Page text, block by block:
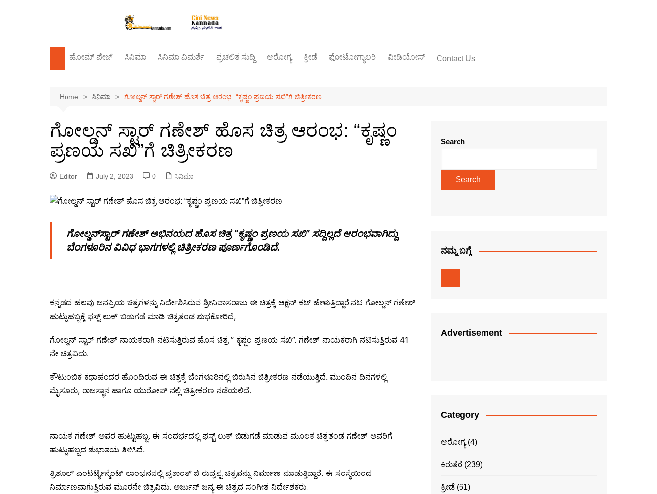
ಹೋಮ್‌ ಪೇಜ್ ಸಿನಿಮಾ
ಬಾಲಿವುಡ್
ಸಿನಿಮಾ ವಿಮರ್ಶೆ ಪ್ರಚಲಿತ ಸುದ್ದಿ ಆರೋಗ್ಯ ಕ್ರೀಡೆ ಫೋಟೋಗ್ಯಾಲರಿ ವೀಡಿಯೋಸ್ Contact Us
Home ಸಿನಿಮಾ ಗೋಲ್ಡನ್ ಸ್ಟಾರ್ ಗಣೇಶ್ ಹೊಸ ಚಿತ್ರ ಆರಂಭ: “ಕೃಷ್ಣಂ ಪ್ರಣಯ ಸಖಿ”ಗೆ ಚಿತ್ರೀಕರಣ
ಗೋಲ್ಡನ್ ಸ್ಟಾರ್ ಗಣೇಶ್ ಹೊಸ ಚಿತ್ರ ಆರಂಭ: “ಕೃಷ್ಣಂ
ಪ್ರಣಯ ಸಖಿ”ಗೆ ಚಿತ್ರೀಕರಣ
Editor July 2, 2023 0 ಸಿನಿಮಾ
ಗೋಲ್ಡನ್‍ಸ್ಟಾರ್ ಗಣೇಶ್ ಅಭಿನಯದ ಹೊಸ ಚಿತ್ರ “ಕೃಷ್ಣಂ ಪ್ರಣಯ ಸಖಿ” ಸದ್ದಿಲ್ಲದೆ ಆರಂಭವಾಗಿದ್ದು
ಬೆಂಗಳೂರಿನ ವಿವಿಧ ಭಾಗಗಳಲ್ಲಿ ಚಿತ್ರೀಕರಣ ಪೂರ್ಣಗೊಂಡಿದೆ.
ಕನ್ನಡದ ಹಲವು ಜನಪ್ರಿಯ ಚಿತ್ರಗಳನ್ನು ನಿರ್ದೇಶಿಸಿರುವ ಶ್ರೀನಿವಾಸರಾಜು ಈ ಚಿತ್ರಕ್ಕೆ ಆಕ್ಷನ್ ಕಟ್ ಹೇಳುತ್ತಿದ್ದಾರೆ,ನಟ ಗೋಲ್ಡನ್ ಗಣೇಶ್
ಹುಟ್ಟುಹಬ್ಬಕ್ಕೆ ಫಸ್ಟ್ ಲುಕ್ ಬಿಡುಗಡೆ ಮಾಡಿ ಚಿತ್ರತಂಡ ಶುಭಕೋರಿದೆ,
ಗೋಲ್ಡನ್ ಸ್ಟಾರ್ ಗಣೇಶ್ ನಾಯಕರಾಗಿ ನಟಿಸುತ್ತಿರುವ ಹೊಸ ಚಿತ್ರ ” ಕೃಷ್ಣಂ ಪ್ರಣಯ ಸಖಿ”. ಗಣೇಶ್ ನಾಯಕರಾಗಿ ನಟಿಸುತ್ತಿರುವ 41
ನೇ ಚಿತ್ರವಿದು.
ಕೌಟುಂಬಿಕ ಕಥಾಹಂದರ ಹೊಂದಿರುವ ಈ ಚಿತ್ರಕ್ಕೆ ಬೆಂಗಳೂರಿನಲ್ಲಿ ಬಿರುಸಿನ ಚಿತ್ರೀಕರಣ ನಡೆಯುತ್ತಿದೆ. ಮುಂದಿನ ದಿನಗಳಲ್ಲಿ
ಮೈಸೂರು, ರಾಜಸ್ಥಾನ ಹಾಗೂ ಯುರೋಪ್ ನಲ್ಲಿ ಚಿತ್ರೀಕರಣ ನಡೆಯಲಿದೆ.
ನಾಯಕ ಗಣೇಶ್ ಅವರ ಹುಟ್ಟುಹಬ್ಬ. ಈ ಸಂದರ್ಭದಲ್ಲಿ ಫಸ್ಟ್ ಲುಕ್ ಬಿಡುಗಡೆ ಮಾಡುವ ಮೂಲಕ ಚಿತ್ರತಂಡ ಗಣೇಶ್ ಅವರಿಗೆ
ಹುಟ್ಟುಹಬ್ಬದ ಶುಭಾಶಯ ತಿಳಿಸಿದೆ.
ತ್ರಿಶೂಲ್ ಎಂಟರ್ಟೈನ್ಮೆಂಟ್ ಲಾಂಛನದಲ್ಲಿ ಪ್ರಶಾಂತ್ ಜಿ ರುದ್ರಪ್ಪ ಚಿತ್ರವನ್ನು ನಿರ್ಮಾಣ ಮಾಡುತ್ತಿದ್ದಾರೆ. ಈ ಸಂಸ್ಥೆಯಿಂದ
ನಿರ್ಮಾಣವಾಗುತ್ತಿರುವ ಮೂರನೇ ಚಿತ್ರವಿದು. ಅರ್ಜುನ್ ಜನ್ಯ ಈ ಚಿತ್ರದ ಸಂಗೀತ ನಿರ್ದೇಶಕರು.
Search
Search
ನಮ್ಮ ಬಗ್ಗೆ
Advertisement
Category
ಆರೋಗ್ಯ(4)
ಕಿರುತೆರೆ (239)
ಕ್ರೀಡೆ (61)